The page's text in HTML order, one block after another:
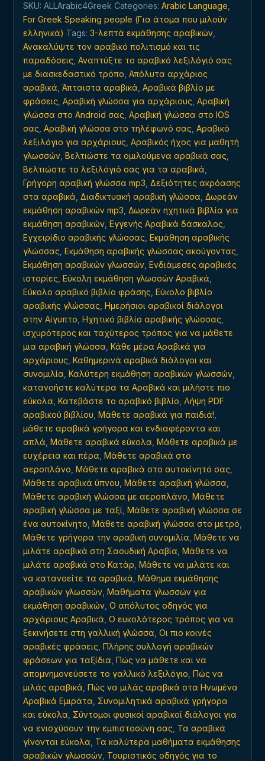
για
να
μάθετε
αραβική
γλώσσα
quantity
SKU: ALLArabic4Greek Categories: Arabic Language
For Greek Speaking people (Για άτομα που μιλούν
ελληνικά) Tags: 3-λεπτά εκμάθησης αραβικών
Ανακαλύψτε τον αραβικό πολιτισμό και τις
παραδόσεις Αναπτύξτε το αραβικό λεξιλόγιό σας
με διασκεδαστικό τρόπο Απόλυτα αρχάριος
αραβικά Άπταιστα αραβικά Αραβικά βιβλίο με
φράσεις Αραβική γλώσσα για αρχάριους Αραβική
γλώσσα στο Android σας Αραβική γλώσσα στο IOS
σας Αραβική γλώσσα στο τηλέφωνό σας Αραβικό
λεξιλόγιο για αρχάριους Αραβικός ήχος για μαθητή
γλωσσών Βελτιώστε τα ομιλούμενα αραβικά σας
Βελτιώστε το λεξιλόγιό σας για τα αραβικά
Γρήγορη αραβική γλώσσα mp3 Δεξιότητες ακρόασης
στα αραβικά Διαδικτυακή αραβική γλώσσα Δωρεάν
εκμάθηση αραβικών mp3 Δωρεάν ηχητικά βιβλία για
εκμάθηση αραβικών Εγγενής Αραβικά δάσκαλος
Εγχειρίδιο αραβικής γλώσσας Εκμάθηση αραβικής
γλώσσας Εκμάθηση αραβικής γλώσσας ακούγοντας
Εκμάθηση αραβικών γλωσσών Ενδιάμεσες αραβικές
ιστορίες Εύκολη εκμάθηση γλωσσών Αραβικά
Εύκολο αραβικό βιβλίο φράσης Εύκολο βιβλίο
αραβικής γλώσσας Ημερήσιοι αραβικοί διάλογοι
στην Αίγυπτο Ηχητικό βιβλίο αραβικής γλώσσας
ισχυρότερος και ταχύτερος τρόπος για να μάθετε
μια αραβική γλώσσα Κάθε μέρα Αραβικά για
αρχάριους Καθημερινά αραβικά διάλογοι και
συνομιλία Καλύτερη εκμάθηση αραβικών γλωσσών
κατανοήστε καλύτερα τα Αραβικά και μιλήστε πιο
εύκολα Κατεβάστε το αραβικό βιβλίο Λήψη PDF
αραβικού βιβλίου Μάθετε αραβικά για παιδιά!
μάθετε αραβικά γρήγορα και ενδιαφέροντα και
απλά Μάθετε αραβικά εύκολα Μάθετε αραβικά με
ευχέρεια και πέρα Μάθετε αραβικά στο
αεροπλάνο Μάθετε αραβικά στο αυτοκίνητό σας
Μάθετε αραβικά ύπνου Μάθετε αραβική γλώσσα
Μάθετε αραβική γλώσσα με αεροπλάνο Μάθετε
αραβική γλώσσα με ταξί Μάθετε αραβική γλώσσα σε
ένα αυτοκίνητο Μάθετε αραβική γλώσσα στο μετρό
Μάθετε γρήγορα την αραβική συνομιλία Μάθετε να
μιλάτε αραβικά στη Σαουδική Αραβία Μάθετε να
μιλάτε αραβικά στο Κατάρ Μάθετε να μιλάτε και
να κατανοείτε τα αραβικά Μάθημα εκμάθησης
αραβικών γλωσσών Μαθήματα γλωσσών για
εκμάθηση αραβικών Ο απόλυτος οδηγός για
αρχάριους Αραβικά Ο ευκολότερος τρόπος για να
ξεκινήσετε στη γαλλική γλώσσα Οι πιο κοινές
αραβικές φράσεις Πλήρης συλλογή αραβικών
φράσεων για ταξίδια Πώς να μάθετε και να
απομνημονεύσετε το γαλλικό λεξιλόγιο Πώς να
μιλάς αραβικά Πώς να μιλάς αραβικά στα Ηνωμένα
Αραβικά Εμιράτα Συνομιλητικά αραβικά γρήγορα
και εύκολα Σύντομοι φυσικοί αραβικοί διάλογοι για
να ενισχύσουν την εμπιστοσύνη σας Τα αραβικά
γίνονται εύκολα Τα καλύτερα μαθήματα εκμάθησης
αραβικών γλωσσών Τουριστικός οδηγός για το